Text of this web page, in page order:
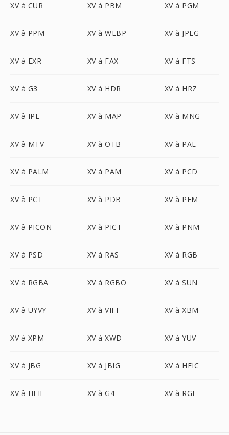
XV à CUR XV à PBM XV à PGM
XV à PPM XV à WEBP XV à JPEG
XV à EXR XV à FAX XV à FTS
XV à G3 XV à HDR XV à HRZ
XV à IPL XV à MAP XV à MNG
XV à MTV XV à OTB XV à PAL
XV à PALM XV à PAM XV à PCD
XV à PCT XV à PDB XV à PFM
XV à PICON XV à PICT XV à PNM
XV à PSD XV à RAS XV à RGB
XV à RGBA XV à RGBO XV à SUN
XV à UYVY XV à VIFF XV à XBM
XV à XPM XV à XWD XV à YUV
XV à JBG XV à JBIG XV à HEIC
XV à HEIF XV à G4 XV à RGF